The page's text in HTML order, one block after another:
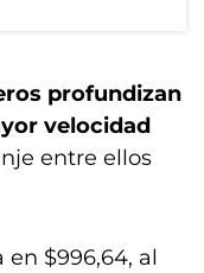
profundizan
velocidad
entre ellos
en $996,64, al